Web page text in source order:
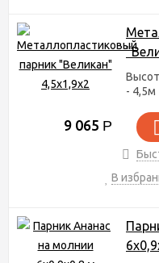
- 4,5м
9 065 Р
В